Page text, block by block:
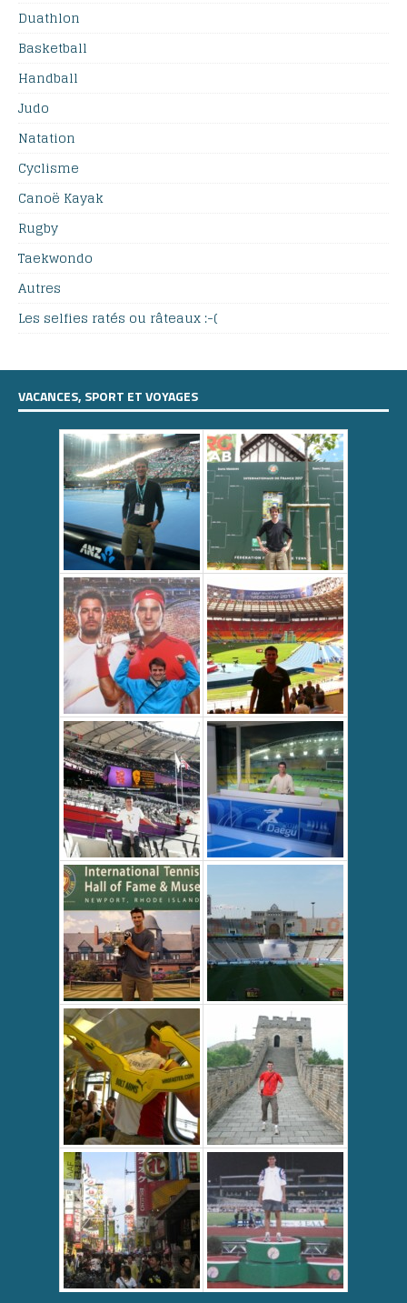
Duathlon
Basketball
Handball
Judo
Natation
Cyclisme
Canoë Kayak
Rugby
Taekwondo
Autres
Les selfies ratés ou râteaux :-(
VACANCES, SPORT ET VOYAGES